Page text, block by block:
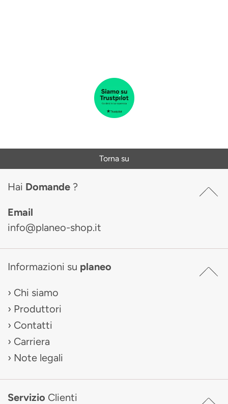
Torna su
Hai Domande ?
Email
info@planeo-shop.it
Informazioni su planeo
Chi siamo
Produttori
Contatti
Carriera
Note legali
Servizio Clienti